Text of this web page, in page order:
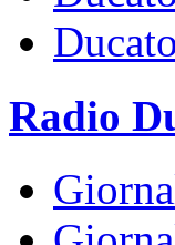
Radio